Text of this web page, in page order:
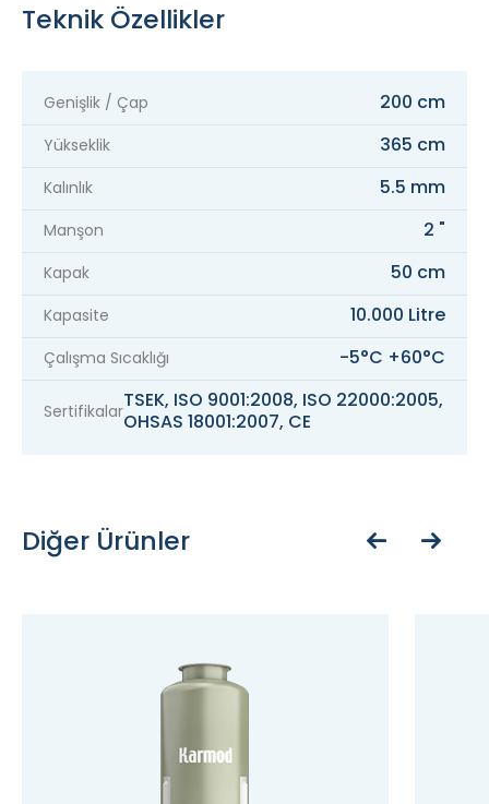
Teknik Özellikler
Genişlik / Çap 200 cm
Yükseklik 365 cm
Kalınlık 5.5 mm
Manşon 2 "
Kapak 50 cm
Kapasite 10.000 Litre
Çalışma Sıcaklığı -5°C +60°C
SertifikalarTSEK, ISO 9001:2008, ISO 22000:2005,
OHSAS 18001:2007, CE
Diğer Ürünler